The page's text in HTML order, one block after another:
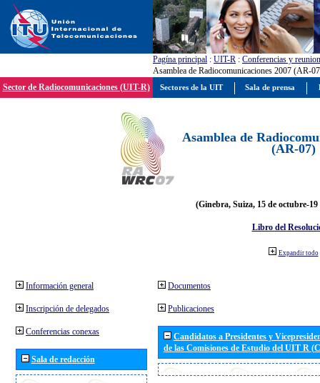
Pagína principal : UIT-R : Conferencias y
Asamblea de Radiocomunicaciones 2007 (AR-
Sector de Radiocomunicaciones (UIT-R)
Asamblea de
(AR-07)
(Ginebra, Suiza, 15 de octubre-19
Libro del
Expandir todo
Información general
Inscripción de delegados
Conferencias conexas
Sala de redacción
Documentos
Publicaciones
Candidatos a Presidentes y
de las Comisiones de Estudio del UIT R
Sectores de la UIT Sala de prensa